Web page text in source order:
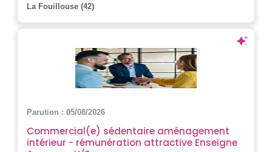
La Fouillouse (42)
Parution : 05/08/2026
Commercial(e) sédentaire aménagement
intérieur - rémunération attractive Enseigne